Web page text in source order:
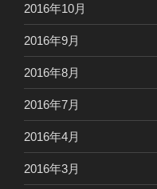
2016年10月
2016年9月
2016年8月
2016年7月
2016年4月
2016年3月